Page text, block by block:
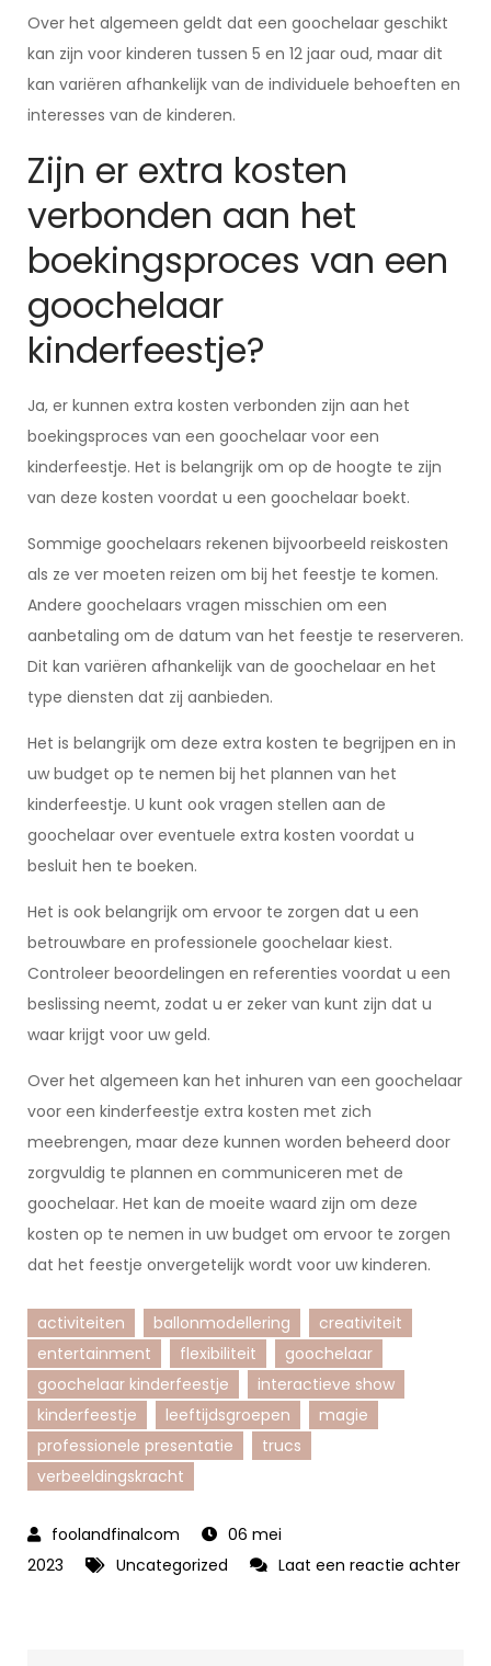
Over het algemeen geldt dat een goochelaar geschikt
kan zijn voor kinderen tussen 5 en 12 jaar oud, maar dit
kan variëren afhankelijk van de individuele behoeften en
interesses van de kinderen.
Zijn er extra kosten
verbonden aan het
boekingsproces van een
goochelaar
kinderfeestje?
Ja, er kunnen extra kosten verbonden zijn aan het
boekingsproces van een goochelaar voor een
kinderfeestje. Het is belangrijk om op de hoogte te zijn
van deze kosten voordat u een goochelaar boekt.
Sommige goochelaars rekenen bijvoorbeeld reiskosten
als ze ver moeten reizen om bij het feestje te komen.
Andere goochelaars vragen misschien om een
aanbetaling om de datum van het feestje te reserveren.
Dit kan variëren afhankelijk van de goochelaar en het
type diensten dat zij aanbieden.
Het is belangrijk om deze extra kosten te begrijpen en in
uw budget op te nemen bij het plannen van het
kinderfeestje. U kunt ook vragen stellen aan de
goochelaar over eventuele extra kosten voordat u
besluit hen te boeken.
Het is ook belangrijk om ervoor te zorgen dat u een
betrouwbare en professionele goochelaar kiest.
Controleer beoordelingen en referenties voordat u een
beslissing neemt, zodat u er zeker van kunt zijn dat u
waar krijgt voor uw geld.
Over het algemeen kan het inhuren van een goochelaar
voor een kinderfeestje extra kosten met zich
meebrengen, maar deze kunnen worden beheerd door
zorgvuldig te plannen en communiceren met de
goochelaar. Het kan de moeite waard zijn om deze
kosten op te nemen in uw budget om ervoor te zorgen
dat het feestje onvergetelijk wordt voor uw kinderen.
activiteiten ballonmodellering
creativiteit
entertainment
flexibiliteit
goochelaar
goochelaar kinderfeestje
interactieve show
kinderfeestje
leeftijdsgroepen
magie
professionele presentatie
trucs
verbeeldingskracht
06 mei
2023
Uncategorized
Laat een reactie achter